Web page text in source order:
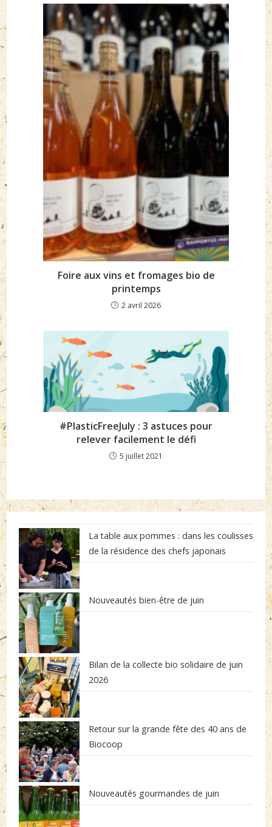
Foire aux vins et fromages bio de
printemps
2 avril 2026
#PlasticFreeJuly : 3 astuces pour
relever facilement le défi
5 juillet 2021
La table aux pommes : dans les coulisses
de la résidence des chefs japonais
Nouveautés bien-être de juin
Bilan de la collecte bio solidaire de juin
2026
Retour sur la grande fête des 40 ans de
Biocoop
Nouveautés gourmandes de juin